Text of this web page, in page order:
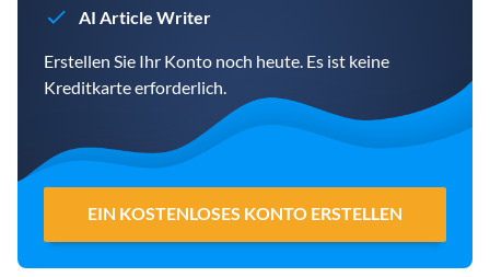
AI Article Writer
Erstellen Sie Ihr Konto noch heute. Es ist keine
Kreditkarte erforderlich.
EIN KOSTENLOSES KONTO ERSTELLEN